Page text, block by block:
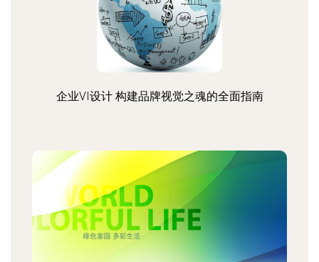
企业VI设计 构建品牌视觉之魂的全面指南